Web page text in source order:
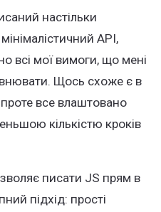
настільки
API,
всі мої вимоги, що мені
Щось схоже є в
все влаштовано
кількістю кроків
писати JS прям в
підхід: прості